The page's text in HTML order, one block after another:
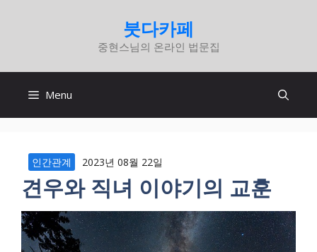
로
붓다카페
중현스님의 온라인 법문집
Menu
인간관계 2023년 08월 22일
견우와 직녀 이야기의 교훈